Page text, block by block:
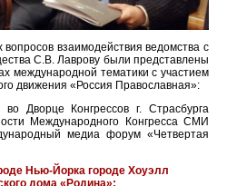
взаимодействия ведомства с
С.В. Лаврову были представлены
международной тематики с участием
движения «Россия Православная»:
Дворце Конгрессов г. Страсбурга
Международного Конгресса СМИ
медиа форум «Четвертая
Нью-Йорка городе Хоуэлл
дома «Родина»;